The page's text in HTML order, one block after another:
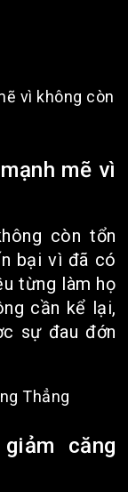
mẽ vì
còn tổn
bại vì đã có
từng làm họ
cần kể lại,
sự đau đớn
căng